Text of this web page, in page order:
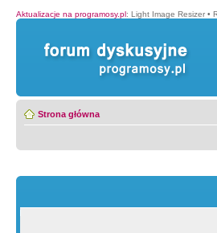
Aktualizacje na programosy.pl: Light Image Resizer •
Strona główna